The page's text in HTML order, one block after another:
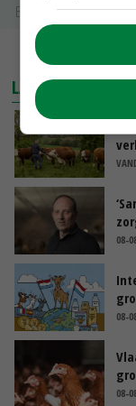
Boerenkaas
LAATSTE NIEUWS
08-
08-
08-